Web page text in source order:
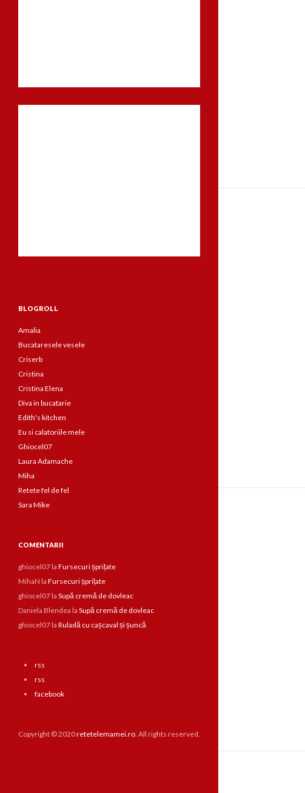
BLOGROLL
Amalia
Bucataresele vesele
Criserb
Cristina
Cristina Elena
Diva in bucatarie
Edith's kitchen
Eu si calatoriile mele
Ghiocel07
Laura Adamache
Miha
Retete fel de fel
Sara Mike
COMENTARII
ghiocel07la Fursecuri șprițate
MihaN la Fursecuri șprițate
ghiocel07la Supă cremă de dovleac
Daniela Blendea la Supă cremă de dovleac
ghiocel07la Ruladă cu cașcaval și șuncă
rss
rss
facebook
Copyright © 2020retetelemamei.ro. All rights reserved.